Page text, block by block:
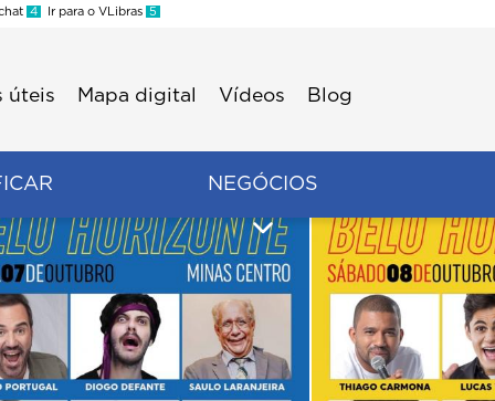
4 Ir para o VLibras 5
úteis Mapa digital Vídeos Blog
NEGÓCIOS